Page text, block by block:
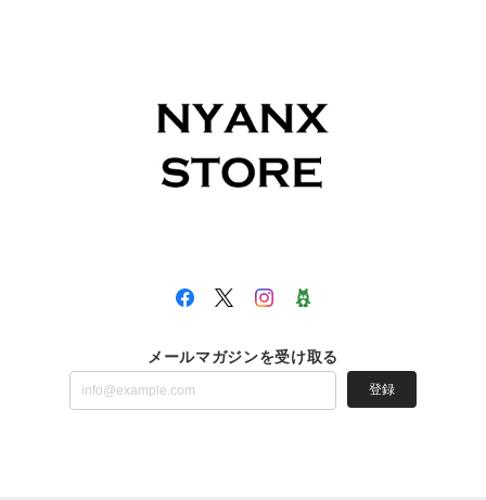
メールマガジンを受け取る
登録